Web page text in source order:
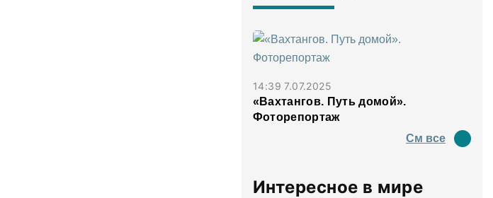
14:39 7.07.2025
«Вахтангов. Путь домой».
Фоторепортаж
См все
Интересное в мире